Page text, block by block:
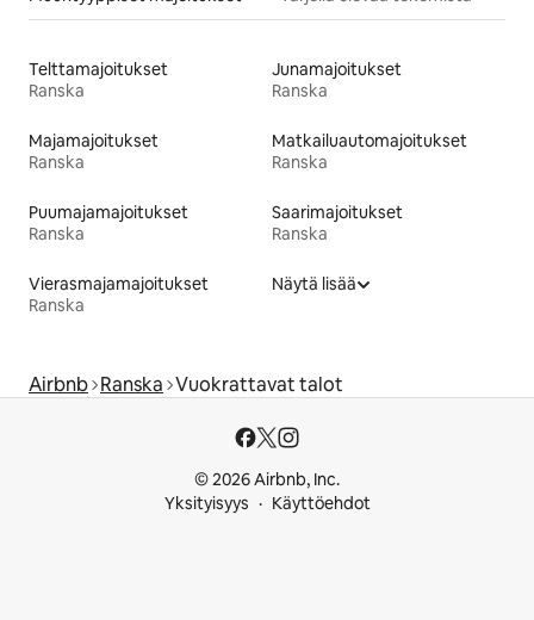
Telttamajoitukset
Ranska
Junamajoitukset
Ranska
Majamajoitukset
Ranska
Matkailuautomajoitukset
Ranska
Puumajamajoitukset
Ranska
Saarimajoitukset
Ranska
Vierasmajamajoitukset
Ranska
Näytä lisää
Airbnb Ranska Vuokrattavat talot
© 2026 Airbnb, Inc.
Yksityisyys
Käyttöehdot